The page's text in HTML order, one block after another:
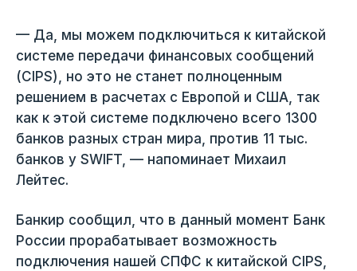
— Да, мы можем подключиться к китайской
системе передачи финансовых сообщений
(CIPS), но это не станет полноценным
решением в расчетах с Европой и США, так
как к этой системе подключено всего 1300
банков разных стран мира, против 11 тыс.
банков у SWIFT, — напоминает Михаил
Лейтес.
Банкир сообщил, что в данный момент Банк
России прорабатывает возможность
подключения нашей СПФС к китайской CIPS,